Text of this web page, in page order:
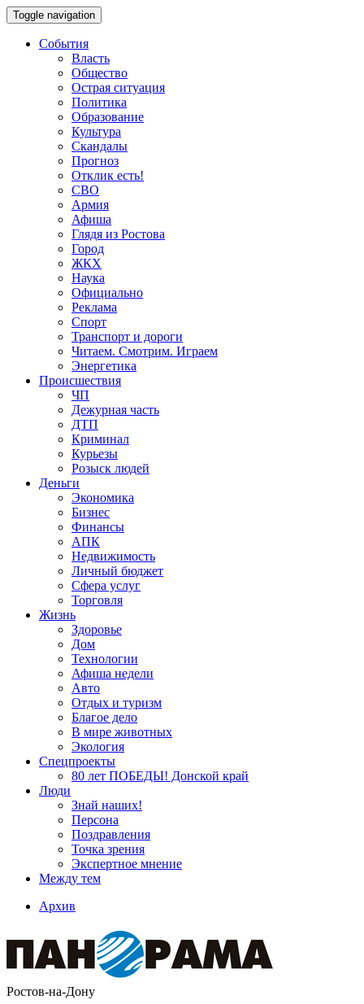
Toggle navigation
События
Власть
Общество
Острая ситуация
Политика
Образование
Культура
Скандалы
Прогноз
Отклик есть!
СВО
Армия
Афиша
Глядя из Ростова
Город
ЖКХ
Наука
Официально
Реклама
Спорт
Транспорт и дороги
Читаем. Смотрим. Играем
Энергетика
Происшествия
ЧП
Дежурная часть
ДТП
Криминал
Курьезы
Розыск людей
Деньги
Экономика
Бизнес
Финансы
АПК
Недвижимость
Личный бюджет
Сфера услуг
Торговля
Жизнь
Здоровье
Дом
Технологии
Афиша недели
Авто
Отдых и туризм
Благое дело
В мире животных
Экология
Спецпроекты
80 лет ПОБЕДЫ! Донской край
Люди
Знай наших!
Персона
Поздравления
Точка зрения
Экспертное мнение
Между тем
Архив
Ростов-на-Дону